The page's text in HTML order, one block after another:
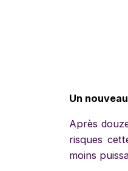
Un
Après
risques
moins